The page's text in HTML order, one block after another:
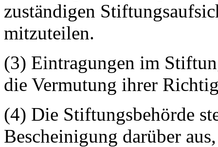
zuständigen
mitzuteilen.
(3) Eintragungen im
die Vermutung ihrer
(4) Die Stiftungsbehörde
Bescheinigung darüber